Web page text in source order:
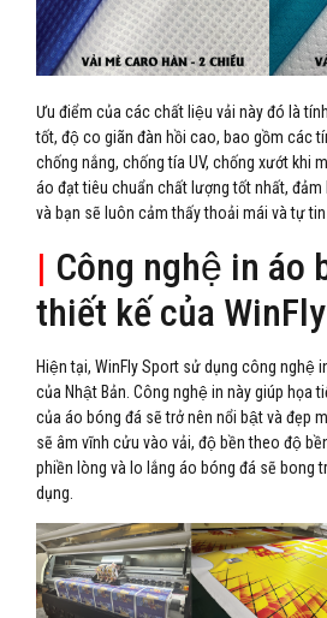
Ưu điểm của các chất liệu vải này đó là
tốt, độ co giãn đàn hồi cao, bao gồm các
chống nắng, chống tía UV, chống xướt khi
áo đạt tiêu chuẩn chất lượng tốt nhất,
và bạn sẽ luôn cảm thấy thoải mái và tự
| Công nghệ in áo
thiết kế của
Hiện tại, WinFly Sport sử dụng công nghệ
của Nhật Bản. Công nghệ in này giúp họa
của áo bóng đá sẽ trở nên nổi bật và đẹp
sẽ âm vĩnh cửu vào vải, độ bền theo độ
phiền lòng và lo lắng áo bóng đá sẽ bong
dụng.